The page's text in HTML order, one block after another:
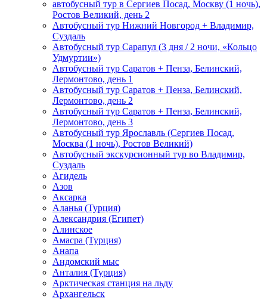
автобусный тур в Сергиев Посад, Москву (1 ночь),
Ростов Великий, день 2
Автобусный тур Нижний Новгород + Владимир,
Суздаль
Автобусный тур Сарапул (3 дня / 2 ночи, «Кольцо
Удмуртии»)
Автобусный тур Саратов + Пенза, Белинский,
Лермонтово, день 1
Автобусный тур Саратов + Пенза, Белинский,
Лермонтово, день 2
Автобусный тур Саратов + Пенза, Белинский,
Лермонтово, день 3
Автобусный тур Ярославль (Сергиев Посад,
Москва (1 ночь), Ростов Великий)
Автобусный экскурсионный тур во Владимир,
Суздаль
Агидель
Азов
Аксарка
Аланья (Турция)
Александрия (Египет)
Алинское
Амасра (Турция)
Анапа
Андомский мыс
Анталия (Турция)
Арктическая станция на льду
Архангельск